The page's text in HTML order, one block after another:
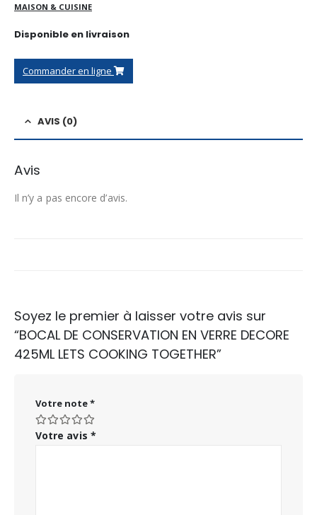
MAISON & CUISINE
Disponible en livraison
Commander en ligne
AVIS (0)
Avis
Il n’y a pas encore d’avis.
Soyez le premier à laisser votre avis sur
“BOCAL DE CONSERVATION EN VERRE DECORE
425ML LETS COOKING TOGETHER”
Votre note*
Votre avis *